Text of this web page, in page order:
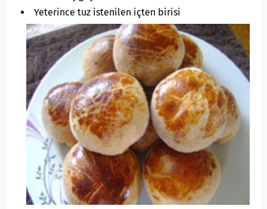
Yeterince tuz istenilen içten birisi